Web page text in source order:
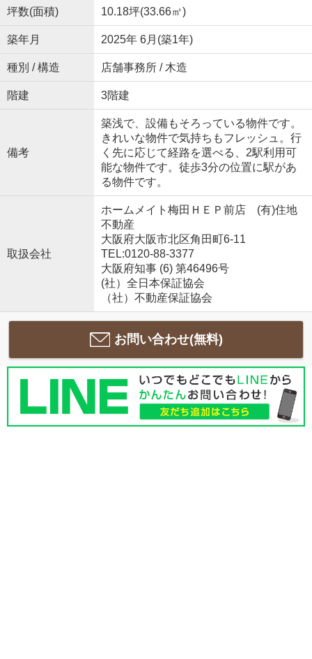
坪数(面積) 10.18坪(33.66㎡)
築年月 2025年 6月(築1年)
種別 / 構造 店舗事務所 / 木造
階建 3階建
備考
築浅で、設備もそろっている物件です。
きれいな物件で気持ちもフレッシュ。行
く先に応じて経路を選べる、2駅利用可
能な物件です。徒歩3分の位置に駅があ
る物件です。
取扱会社
ホームメイト梅田ＨＥＰ前店 (有)住地
不動産
大阪府大阪市北区角田町6-11
TEL:0120-88-3377
大阪府知事 (6) 第46496号
(社）全日本保証協会
（社）不動産保証協会
お問い合わせ(無料)